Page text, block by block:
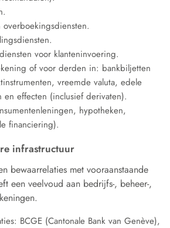
.
overboekingsdiensten.
.
voor klanteninvoering.
of voor derden in: bankbiljetten
vreemde valuta, edele
en effecten (inclusief derivaten).
hypotheken,
financiering).
infrastructuur
bewaarrelaties met vooraanstaande
een veelvoud aan bedrijfs-, beheer-,
.
BCGE (Cantonale Bank van Genève),